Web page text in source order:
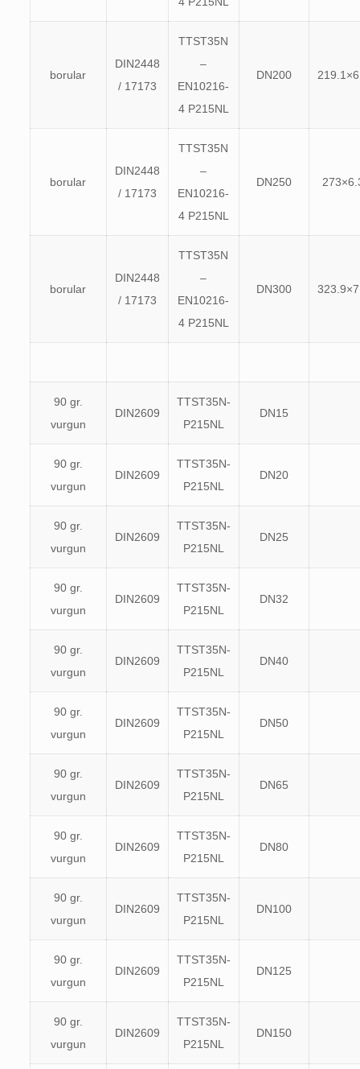
borular
DIN2448
/ 17173
TTST35N
–
EN10216-
4 P215NL
DN200
borular
DIN2448
/ 17173
TTST35N
–
EN10216-
4 P215NL
DN250
borular
DIN2448
/ 17173
TTST35N
–
EN10216-
4 P215NL
DN300
90 gr.
vurgun
DIN2609
TTST35N-
P215NL
DN15
90 gr.
vurgun
DIN2609
TTST35N-
P215NL
DN20
90 gr.
vurgun
DIN2609
TTST35N-
P215NL
DN25
90 gr.
vurgun
DIN2609
TTST35N-
P215NL
DN32
90 gr.
vurgun
DIN2609
TTST35N-
P215NL
DN40
90 gr.
vurgun
DIN2609
TTST35N-
P215NL
DN50
90 gr.
vurgun
DIN2609
TTST35N-
P215NL
DN65
90 gr.
vurgun
DIN2609
TTST35N-
P215NL
DN80
90 gr.
vurgun
DIN2609
TTST35N-
P215NL
DN100
90 gr.
vurgun
DIN2609
TTST35N-
P215NL
DN125
90 gr.
vurgun
DIN2609
TTST35N-
P215NL
DN150